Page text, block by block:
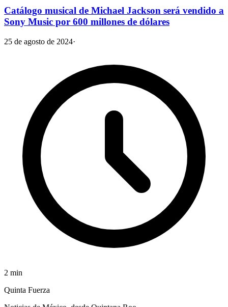
Catálogo musical de Michael Jackson será vendido a
Sony Music por 600 millones de dólares
25 de agosto de 2024·
2 min
Quinta Fuerza